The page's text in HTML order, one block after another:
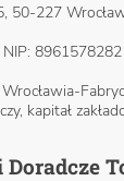
50-227
8961578282
kapitał
Doradcze